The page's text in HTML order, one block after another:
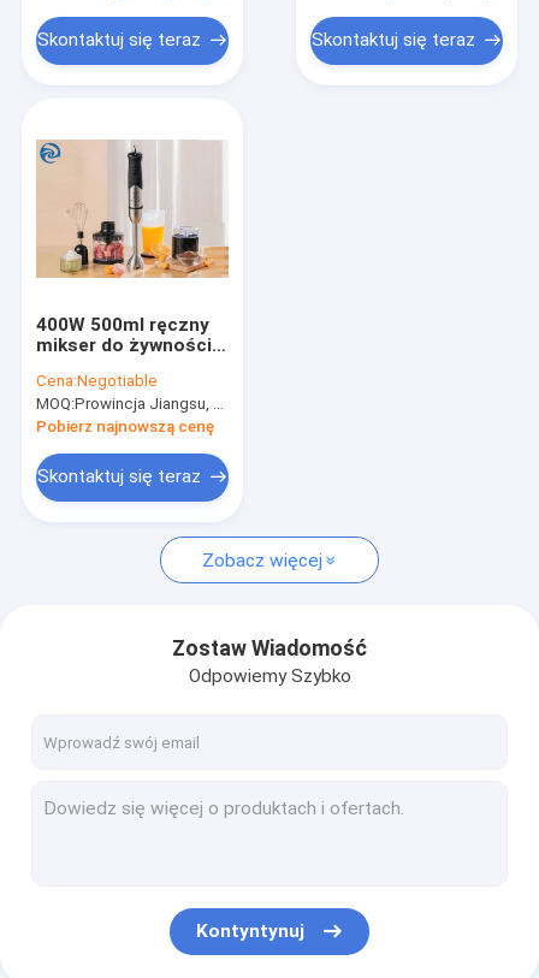
Zestawy pościeli hotelowych
Skontaktuj się teraz Skontaktuj się teraz
400W 500ml ręczny
mikser do żywności
2 prędkości
Cena:Negotiable
MOQ:Prowincja Jiangsu, Chiny MOQ: 100 sztuk.
Pobierz najnowszą cenę
Skontaktuj się teraz
Zobacz więcej
Zostaw Wiadomość
Odpowiemy Szybko
Kontyntynuj